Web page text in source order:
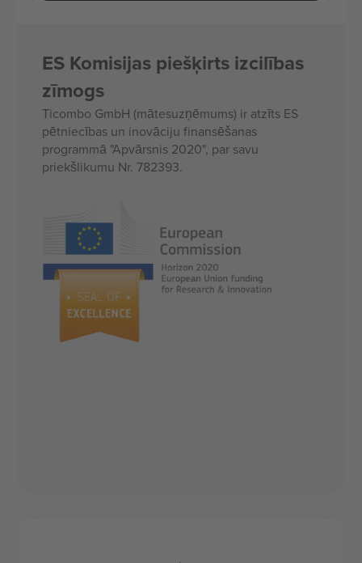
ES Komisijas piešķirts izcilības
zīmogs
Ticombo GmbH (mātesuzņēmums) ir atzīts ES
pētniecības un inovāciju finansēšanas
programmā "Apvārsnis 2020", par savu
priekšlikumu Nr. 782393.